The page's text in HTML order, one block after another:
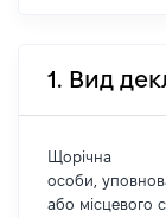
1. Вид
Щорічна
особи,
або місцевого